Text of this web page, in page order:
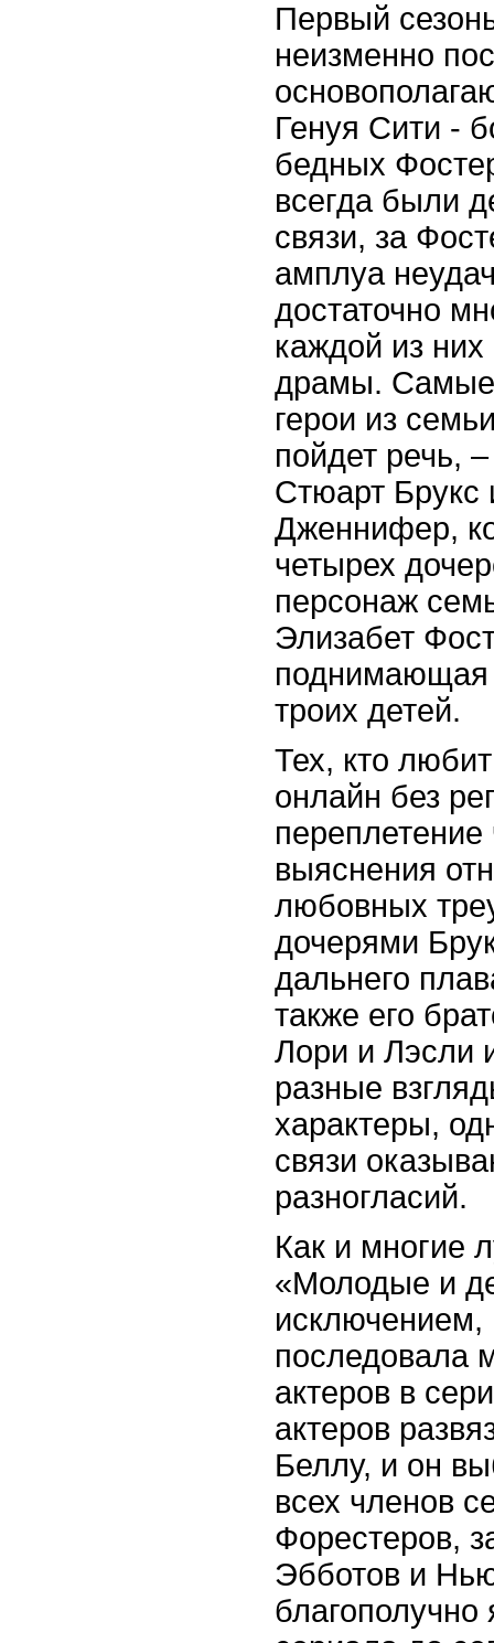
Первый
неизменно
Генуя Сити -
бедных
всегда были
связи, за
амплуа
достаточно
каждой из
драмы. Самые
герои из
пойдет речь, –
Стюарт Брукс
Дженнифер,
четырех
персонаж
Элизабет
поднимающая
троих детей.
Тех, кто
онлайн без
переплетение
выяснения
любовных
дочерями
дальнего
также его
Лори и Лэсли
разные
характеры,
связи
разногласий.
Как и многие
«Молодые и
исключением,
последовала
актеров в
актеров
Беллу, и он
всех членов
Форестеров,
Эбботов и